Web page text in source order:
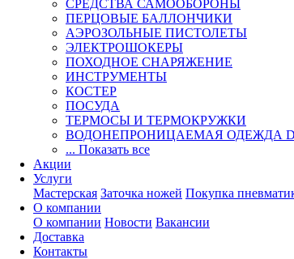
СРЕДСТВА САМООБОРОНЫ
ПЕРЦОВЫЕ БАЛЛОНЧИКИ
АЭРОЗОЛЬНЫЕ ПИСТОЛЕТЫ
ЭЛЕКТРОШОКЕРЫ
ПОХОДНОЕ СНАРЯЖЕНИЕ
ИНСТРУМЕНТЫ
КОСТЕР
ПОСУДА
ТЕРМОСЫ И ТЕРМОКРУЖКИ
ВОДОНЕПРОНИЦАЕМАЯ ОДЕЖДА
... Показать все
Акции
Услуги
Мастерская Заточка ножей Покупка
О компании
О компании Новости Вакансии
Доставка
Контакты